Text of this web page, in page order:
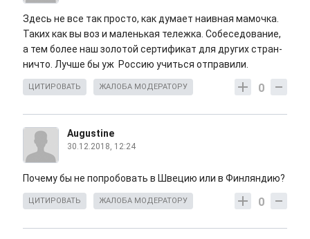
Здесь не все так просто, как думает наивная мамочка.
Таких как вы воз и маленькая тележка. Собеседование,
а тем более наш золотой сертификат для других стран-
ничто. Лучше бы уж Россию учиться отправили.
0
ЦИТИРОВАТЬ ЖАЛОБА МОДЕРАТОРУ
Augustine
30.12.2018, 12:24
Почему бы не попробовать в Швецию или в Финляндию?
0
ЦИТИРОВАТЬ ЖАЛОБА МОДЕРАТОРУ